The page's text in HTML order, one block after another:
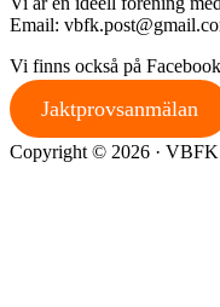
Email:
Vi finns också på
Jaktprovsanmälan
Copyright © 2026 · VBFK